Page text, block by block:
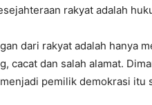
rakyat adalah
dari rakyat adalah hanya
cacat dan salah alamat.
pemilik demokrasi itu